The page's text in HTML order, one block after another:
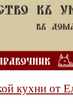
кухни от